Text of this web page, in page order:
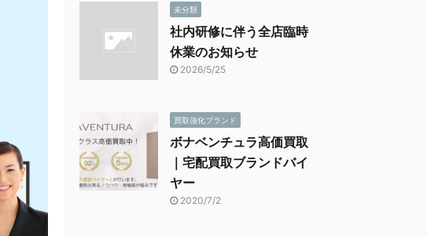
未分類
社内研修に伴う全店臨時
休業のお知らせ
2026/5/25
買取強化ブランド
ボナベンチュラ高価買取
｜宅配買取ブランドバイ
ヤー
2020/7/2